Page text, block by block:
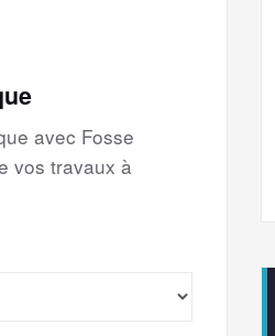
avec Fosse
vos travaux à